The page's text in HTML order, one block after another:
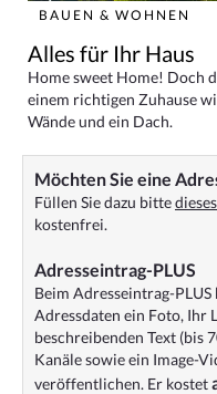
BAUEN & WOHNEN
Alles für Ihr Haus
Home sweet Home! Doch
einem richtigen Zuhause
Wände und ein Dach.
Möchten Sie eine
Füllen Sie dazu bitte
kostenfrei.
Adresseintrag-PLUS
Beim Adresseintrag-
Adressdaten ein Foto, Ihr
beschreibenden Text (bis
Kanäle sowie ein Image-
veröffentlichen. Er kostet